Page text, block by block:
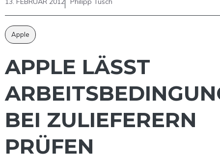
Apple
APPLE LÄSST
BEI ZULIEFERERN
PRÜFEN